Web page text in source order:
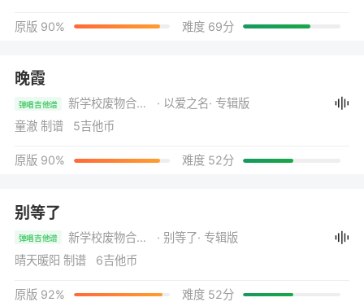
原版 90% 难度 69分
晚霞
弹唱吉他谱 新学校废物合唱团 · 以爱之名· 专辑版
童澈 制谱 5吉他币
原版 90% 难度 52分
别等了
弹唱吉他谱 新学校废物合唱团 · 别等了· 专辑版
晴天暖阳 制谱 6吉他币
原版 92% 难度 52分